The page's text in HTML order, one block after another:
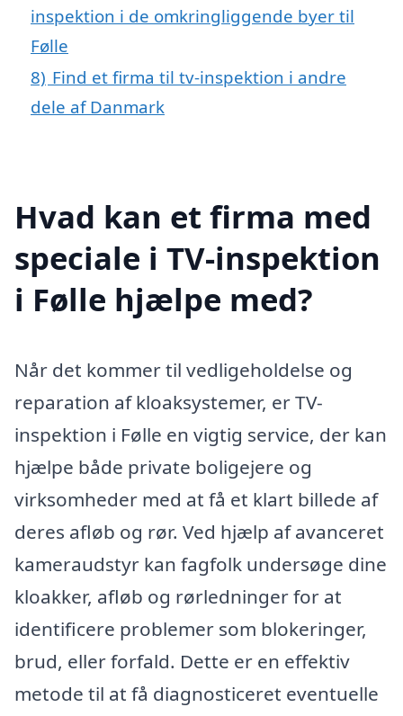
inspektion i de omkringliggende byer til
Følle
8) Find et firma til tv-inspektion i andre
dele af Danmark
Hvad kan et firma med
speciale i TV-inspektion
i Følle hjælpe med?
Når det kommer til vedligeholdelse og
reparation af kloaksystemer, er TV-
inspektion i Følle en vigtig service, der kan
hjælpe både private boligejere og
virksomheder med at få et klart billede af
deres afløb og rør. Ved hjælp af avanceret
kameraudstyr kan fagfolk undersøge dine
kloakker, afløb og rørledninger for at
identificere problemer som blokeringer,
brud, eller forfald. Dette er en effektiv
metode til at få diagnosticeret eventuelle